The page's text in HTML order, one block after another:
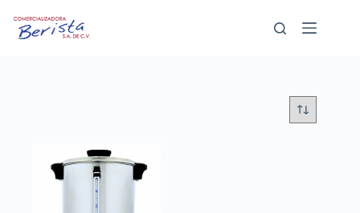
contenido